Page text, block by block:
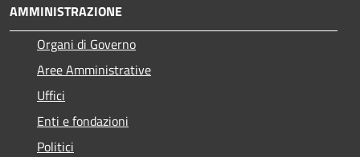
AMMINISTRAZIONE
Organi di Governo
Aree Amministrative
Uffici
Enti e fondazioni
Politici